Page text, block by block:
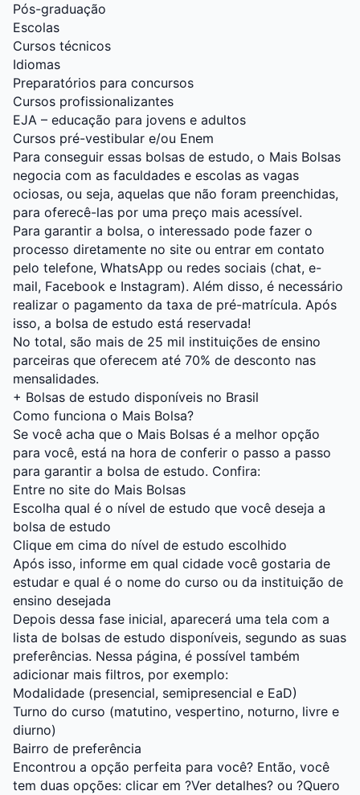
Pós-graduação
Escolas
Cursos técnicos
Idiomas
Preparatórios para concursos
Cursos profissionalizantes
EJA – educação para jovens e adultos
Cursos pré-vestibular e/ou Enem
Para conseguir essas bolsas de estudo, o Mais Bolsas
negocia com as faculdades e escolas as vagas
ociosas, ou seja, aquelas que não foram preenchidas,
para oferecê-las por uma preço mais acessível.
Para garantir a bolsa, o interessado pode fazer o
processo diretamente no site ou entrar em contato
pelo telefone, WhatsApp ou redes sociais (chat, e-
mail, Facebook e Instagram). Além disso, é necessário
realizar o pagamento da taxa de pré-matrícula. Após
isso, a bolsa de estudo está reservada!
No total, são mais de 25 mil instituições de ensino
parceiras que oferecem até 70% de desconto nas
mensalidades.
+ Bolsas de estudo disponíveis no Brasil
Como funciona o Mais Bolsa?
Se você acha que o Mais Bolsas é a melhor opção
para você, está na hora de conferir o passo a passo
para garantir a bolsa de estudo. Confira:
Entre no site do Mais Bolsas
Escolha qual é o nível de estudo que você deseja a
bolsa de estudo
Clique em cima do nível de estudo escolhido
Após isso, informe em qual cidade você gostaria de
estudar e qual é o nome do curso ou da instituição de
ensino desejada
Depois dessa fase inicial, aparecerá uma tela com a
lista de bolsas de estudo disponíveis, segundo as suas
preferências. Nessa página, é possível também
adicionar mais filtros, por exemplo:
Modalidade (presencial, semipresencial e EaD)
Turno do curso (matutino, vespertino, noturno, livre e
diurno)
Bairro de preferência
Encontrou a opção perfeita para você? Então, você
tem duas opções: clicar em ?Ver detalhes? ou ?Quero